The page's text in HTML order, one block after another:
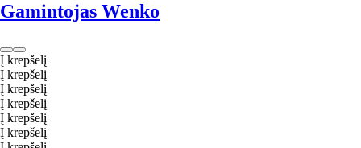
Gamintojas Wenko
Į krepšelį
Į krepšelį
Į krepšelį
Į krepšelį
Į krepšelį
Į krepšelį